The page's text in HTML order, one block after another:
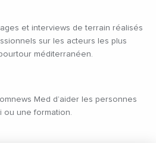
et interviews de terrain réalisés
sur les acteurs les plus
méditerranéen.
Med d’aider les personnes
ou une formation.